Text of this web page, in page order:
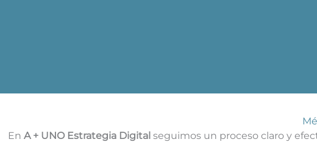
En A + UNO Estrategia Digital seguimos un proceso claro y